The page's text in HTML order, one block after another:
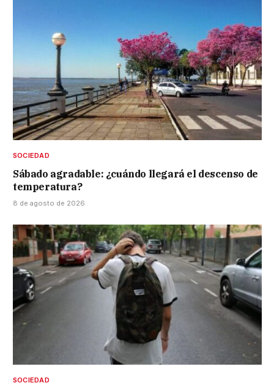
SOCIEDAD
Sábado agradable: ¿cuándo llegará el descenso de
temperatura?
8 de agosto de 2026
SOCIEDAD